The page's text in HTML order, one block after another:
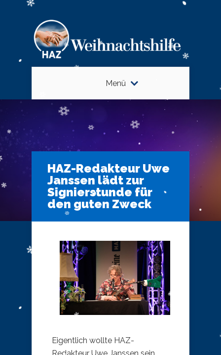
Menü
HAZ-Redakteur Uwe
Janssen lädt zur
Signierstunde für
den guten Zweck
​Eigentlich wollte HAZ-
Redakteur Uwe Janssen sein